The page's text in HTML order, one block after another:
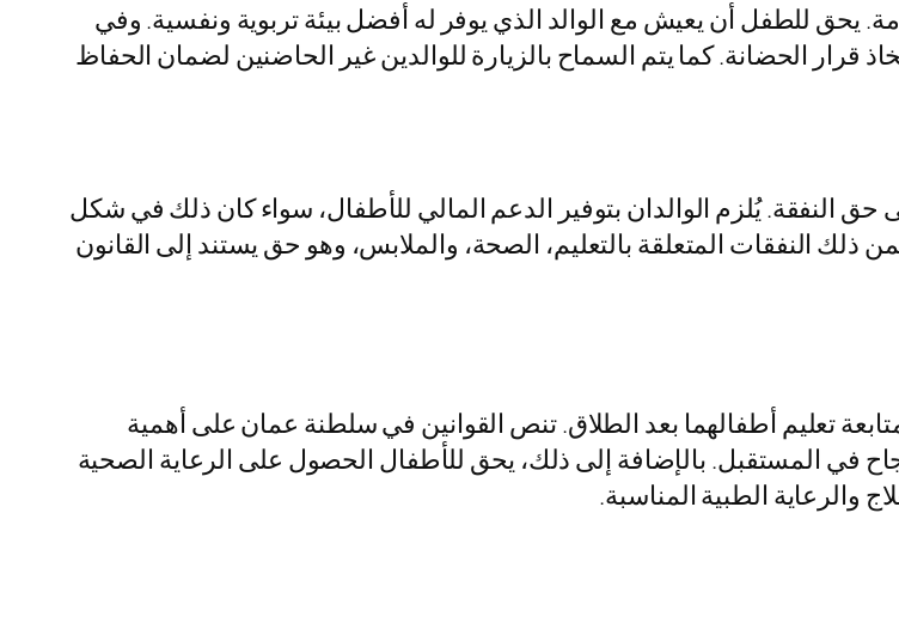
يحق للطفل أن يعيش مع الوالد الذي يوفر له أفضل بيئة تربوية ونفسية. وفي
الحضانة. كما يتم السماح بالزيارة للوالدين غير الحاضنين لضمان الحفاظ
حق النفقة. يُلزم الوالدان بتوفير الدعم المالي للأطفال، سواء كان ذلك في شكل
النفقات المتعلقة بالتعليم، الصحة، والملابس، وهو حق يستند إلى القانون
تعليم أطفالهما بعد الطلاق. تنص القوانين في سلطنة عمان على أهمية
في المستقبل. بالإضافة إلى ذلك، يحق للأطفال الحصول على الرعاية الصحية
والرعاية الطبية المناسبة.